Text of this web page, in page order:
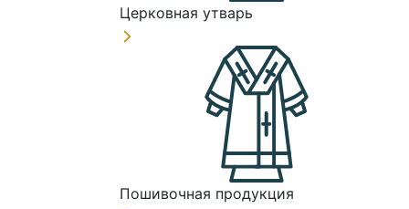
Церковная утварь
Пошивочная продукция